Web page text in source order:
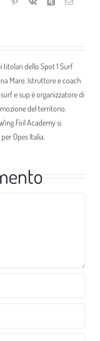
titolari dello Spot 1 Surf
Mare. Istruttore e coach
e sup è organizzatore di
del territorio.
Foil Academy si
Opes Italia.